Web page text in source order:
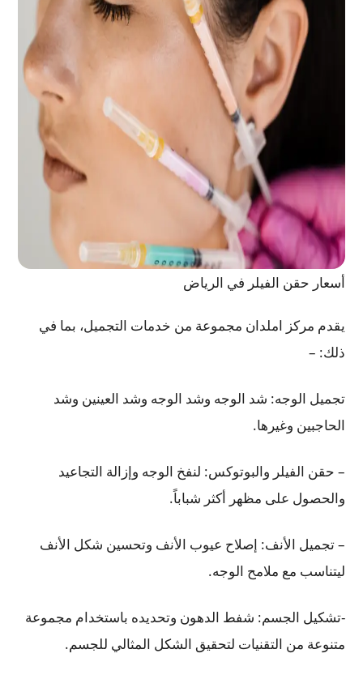
أسعار حقن الفيلر في الرياض
يقدم مركز املدان مجموعة من خدمات التجميل، بما في
ذلك: –
تجميل الوجه: شد الوجه وشد الوجه وشد العينين وشد
الحاجبين وغيرها.
– حقن الفيلر والبوتوكس: لنفخ الوجه وإزالة التجاعيد
والحصول على مظهر أكثر شباباً.
– تجميل الأنف: إصلاح عيوب الأنف وتحسين شكل الأنف
ليتناسب مع ملامح الوجه.
-تشكيل الجسم: شفط الدهون وتحديده باستخدام مجموعة
متنوعة من التقنيات لتحقيق الشكل المثالي للجسم.